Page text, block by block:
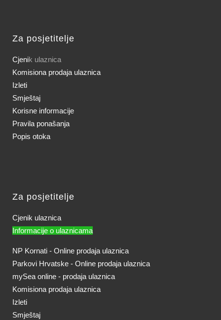
Za posjetitelje
Cjenik ulaznica
Komisiona prodaja ulaznica
Izleti
Smještaj
Korisne informacije
Pravila ponašanja
Popis otoka
Za posjetitelje
Cjenik ulaznica
Informacije o ulaznicama
NP Kornati - Online prodaja ulaznica
Parkovi Hrvatske - Online prodaja ulaznica
mySea online - prodaja ulaznica
Komisiona prodaja ulaznica
Izleti
Smještaj